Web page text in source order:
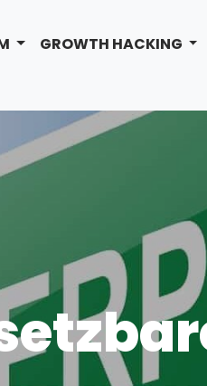
GROWTH HACKING